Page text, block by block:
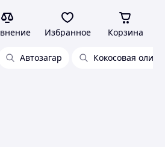
Избранное Корзина
Автозагар Кокосовая олия